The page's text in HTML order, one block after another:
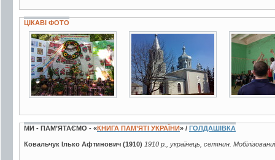
ЦІКАВІ ФОТО
15 фото 3 фото 5 фото
МИ - ПАМ’ЯТАЄМО - «КНИГА ПАМ’ЯТІ УКРАЇНИ» / ГОЛДАШІВКА
Ковальчук Ілько Афтинович (1910) 1910 р., українець, селянин.